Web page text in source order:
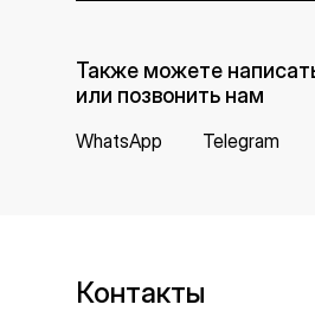
Telegram
WhatsApp
Также можете
или позвонить нам
Контакты